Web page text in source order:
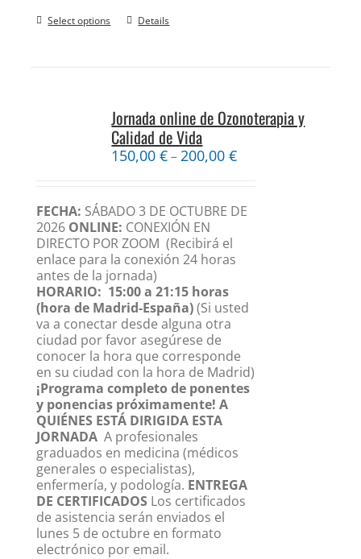
Select options Details
Jornada online de Ozonoterapia y
Calidad de Vida
150,00€–200,00€
FECHA: SÁBADO 3 DE OCTUBRE DE
2026 ONLINE: CONEXIÓN EN
DIRECTO POR ZOOM (Recibirá el
enlace para la conexión 24 horas
antes de la jornada)
HORARIO: 15:00 a 21:15 horas
(hora de Madrid-España)(Si usted
va a conectar desde alguna otra
ciudad por favor asegúrese de
conocer la hora que corresponde
en su ciudad con la hora de Madrid)
¡Programa completo de ponentes
y ponencias próximamente! A
QUIÉNES ESTÁ DIRIGIDA ESTA
JORNADA A profesionales
graduados en medicina (médicos
generales o especialistas),
enfermería, y podología. ENTREGA
DE CERTIFICADOS Los certificados
de asistencia serán enviados el
lunes 5 de octubre en formato
electrónico por email.